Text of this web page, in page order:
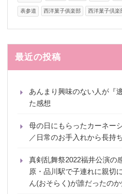
表参道 西洋菓子俱楽部 西洋菓子倶楽
最近の投稿
あんまり興味のない人が『
た感想
母の日にもらったカーネー
／日常のお手入れから長持
真剣乱舞祭2022福井公演の
原・品川駅で子連れに親切
ん(おそらく)が誰だったの